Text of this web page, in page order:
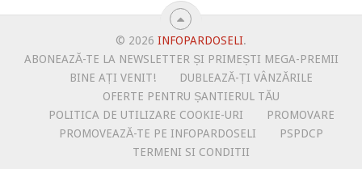
© 2026 INFOPARDOSELI.
ABONEAZĂ-TE LA NEWSLETTER ȘI PRIMEȘTI MEGA-PREMII
BINE AȚI VENIT!
DUBLEAZĂ-ȚI VÂNZĂRILE
OFERTE PENTRU ȘANTIERUL TĂU
POLITICA DE UTILIZARE COOKIE-URI
PROMOVARE
PROMOVEAZĂ-TE PE INFOPARDOSELI
PSPDCP
TERMENI SI CONDITII